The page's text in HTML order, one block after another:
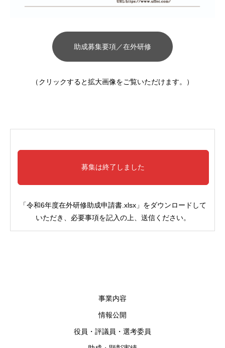
助成募集要項／在外研修
（クリックすると拡大画像をご覧いただけます。）
募集は終了しました
「令和6年度在外研修助成申請書.xlsx」をダウンロードして
いただき、​必要事項を記入の上、送信ください。
事業内容
情報公開
役員・評議員・選考委員